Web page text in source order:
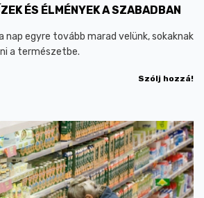
ÉS ÉLMÉNYEK A SZABADBAN
nap egyre tovább marad velünk, sokaknak
a természetbe.
Szólj hozzá!